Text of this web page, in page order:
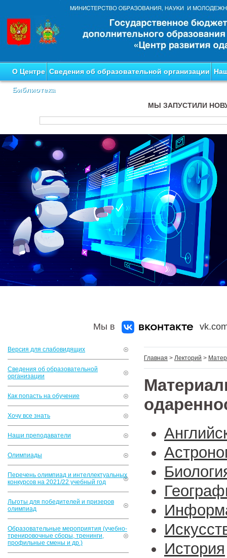
О Центре Сведения об образовательной организации
Библиотека
МЫ ЗАПУСТИЛИ
Мы в
Версия для слабовидящих
Сведения об образовательной
организации
Как попасть на обучение
Хочу все знать
Наши преподаватели
Олимпиады
Перечень олимпиад и интеллектуальных
конкурсов на 2021/22 учебный год
Льготы для победителей и призеров
олимпиад
Образовательные мероприятия (учебно-
тренировочные сборы, тренинги,
профильные смены и др.)
Главная > Лекторий >
История